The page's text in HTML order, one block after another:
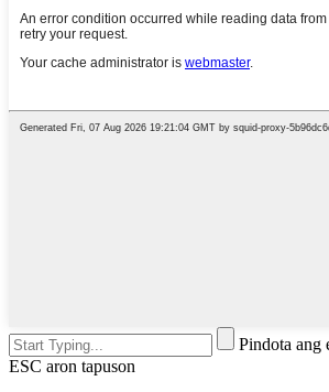
Pindota ang
ESC aron tapuson